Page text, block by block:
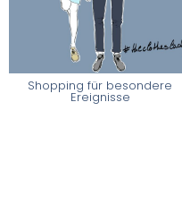
Shopping für besondere
Ereignisse